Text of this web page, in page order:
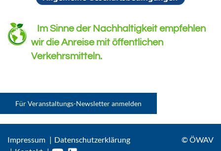
Im Sinne der Nachhaltigkeit empfehlen
wir die Anreise mit öffentlichen
Verkehrsmitteln.
Für Veranstaltungs-Newsletter anmelden
Impressum
Datenschutzerklärung
© ÖWAV